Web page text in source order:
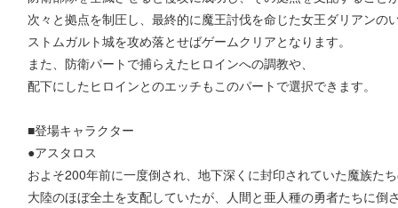
次々と拠点を制圧し、最終的に魔王討伐を命じた女王ダリアンの
ストムガルト城を攻め落とせばゲームクリアとなります。
また、防衛パートで捕らえたヒロインへの調教や、
配下にしたヒロインとのエッチもこのパートで選択できます。
■登場キャラクター
●アスタロス
およそ200年前に一度倒され、地下深くに封印されていた魔族た
大陸のほぼ全土を支配していたが、人間と亜人種の勇者たちに倒